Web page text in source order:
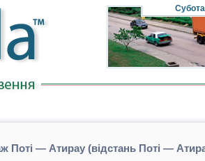
Субота
Поті — Атирау (відстань Поті —